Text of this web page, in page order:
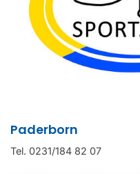
Paderborn
Tel. 0231/184 82 07